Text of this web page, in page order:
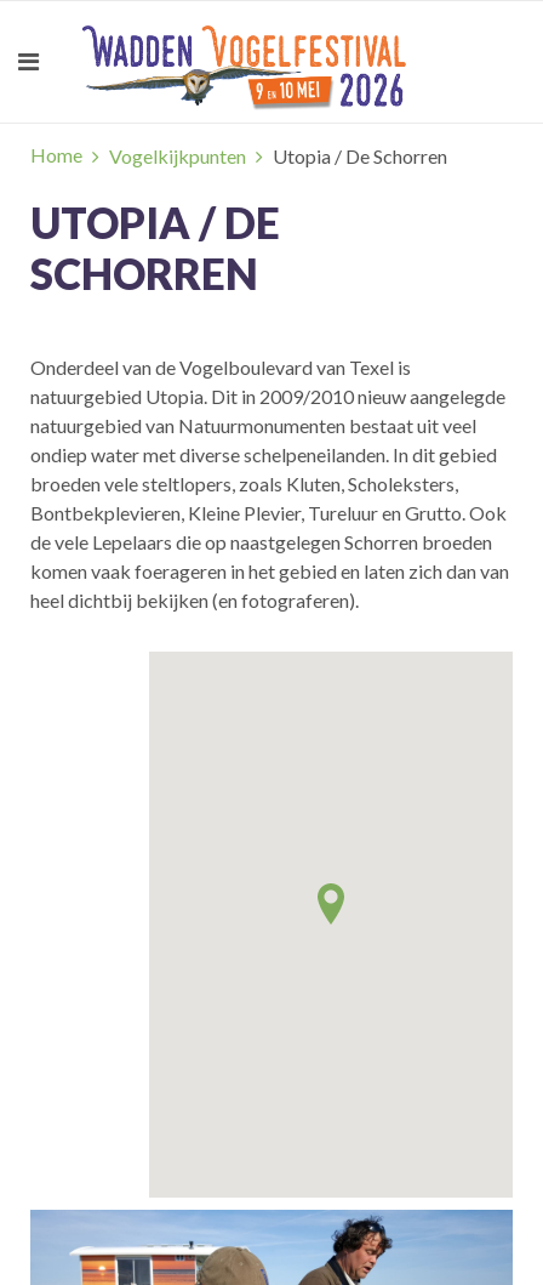
Home Vogelkijkpunten Utopia / De Schorren
UTOPIA / DE
SCHORREN
Onderdeel van de Vogelboulevard van Texel is
natuurgebied Utopia. Dit in 2009/2010 nieuw aangelegde
natuurgebied van Natuurmonumenten bestaat uit veel
ondiep water met diverse schelpeneilanden. In dit gebied
broeden vele steltlopers, zoals Kluten, Scholeksters,
Bontbekplevieren, Kleine Plevier, Tureluur en Grutto. Ook
de vele Lepelaars die op naastgelegen Schorren broeden
komen vaak foerageren in het gebied en laten zich dan van
heel dichtbij bekijken (en fotograferen).